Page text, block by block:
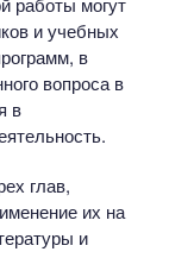
и учебных
в
вопроса в
в
глав,
их на
и